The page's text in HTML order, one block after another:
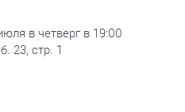
в четверг в 19:00
23, стр. 1